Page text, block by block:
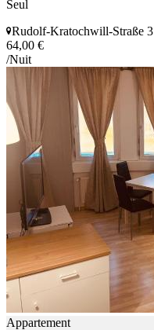
Seul
Rudolf-Kratochwill-Straße 3
64,00 €
/Nuit
Appartement